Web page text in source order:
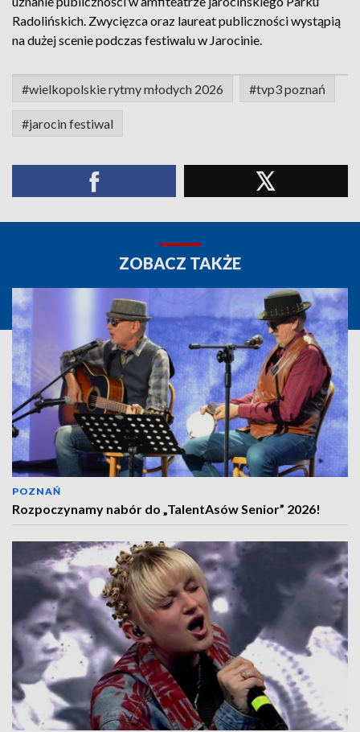
Radolińskich. Zwycięzca oraz laureat publiczności wystąpią
na dużej scenie podczas festiwalu w Jarocinie.
#wielkopolskie rytmy młodych 2026 #tvp3 poznań
#jarocin festiwal
ZOBACZ TAKŻE
POZNAŃ
Rozpoczynamy nabór do „TalentAsów Senior” 2026!